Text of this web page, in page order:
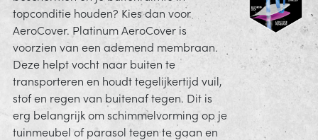
topconditie houden? Kies dan voor
AeroCover. Platinum AeroCover is
voorzien van een ademend membraan.
Deze helpt vocht naar buiten te
transporteren en houdt tegelijkertijd vuil,
stof en regen van buitenaf tegen. Dit is
erg belangrijk om schimmelvorming op je
tuinmeubel of parasol tegen te gaan en